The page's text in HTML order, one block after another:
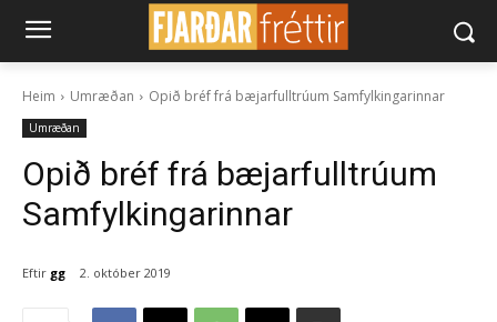
Heim Umræðan Opið bréf frá bæjarfulltrúum Samfylkingarinnar
Umræðan
Opið bréf frá bæjarfulltrúum
Samfylkingarinnar
Eftir gg 2. október 2019